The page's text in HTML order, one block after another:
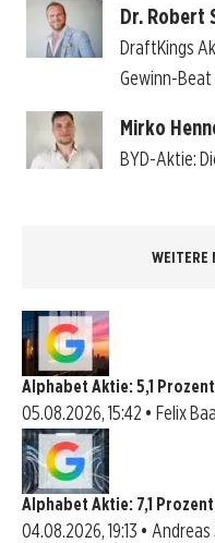
Dr. Robert
DraftKings
Gewinn-Beat
Mirko
BYD-Aktie:
WEITERE
Alphabet Aktie: 5,1
05.08.2026, 15:42 • Felix
Alphabet Aktie: 7,1
04.08.2026, 19:13 •